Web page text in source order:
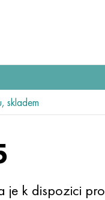
skladem
je k dispozici pro